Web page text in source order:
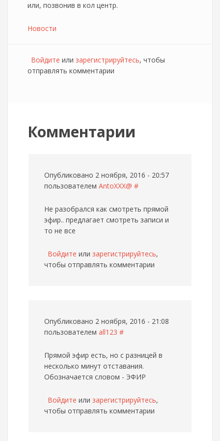
или, позвонив в кол центр.
Новости
Войдите или зарегистрируйтесь, чтобы
отправлять комментарии
Комментарии
Опубликовано 2 ноября, 2016 - 20:57
пользователем AntoXXX@ #
Не разобрался как смотреть прямой
эфир.. предлагает смотреть записи и
то не все
Войдите или зарегистрируйтесь,
чтобы отправлять комментарии
Опубликовано 2 ноября, 2016 - 21:08
пользователем all123 #
Прямой эфир есть, но с разницей в
несколько минут отставания.
Обозначается словом - ЭФИР
Войдите или зарегистрируйтесь,
чтобы отправлять комментарии